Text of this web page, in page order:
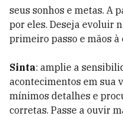
seus sonhos e metas. A
por eles. Deseja evoluir
primeiro passo e mãos à
Sinta: amplie a
acontecimentos em sua
mínimos detalhes e
corretas. Passe a ouvir